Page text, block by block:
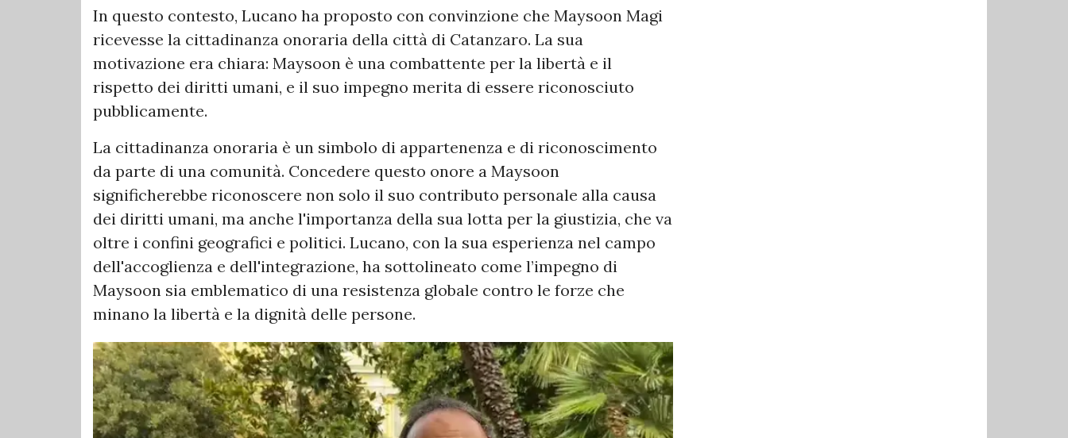
In questo contesto, Lucano ha proposto con convinzione che Maysoon Magi
ricevesse la cittadinanza onoraria della città di Catanzaro. La sua
motivazione era chiara: Maysoon è una combattente per la libertà e il
rispetto dei diritti umani, e il suo impegno merita di essere riconosciuto
pubblicamente.
La cittadinanza onoraria è un simbolo di appartenenza e di riconoscimento
da parte di una comunità. Concedere questo onore a Maysoon
significherebbe riconoscere non solo il suo contributo personale alla causa
dei diritti umani, ma anche l'importanza della sua lotta per la giustizia, che va
oltre i confini geografici e politici. Lucano, con la sua esperienza nel campo
dell'accoglienza e dell'integrazione, ha sottolineato come l’impegno di
Maysoon sia emblematico di una resistenza globale contro le forze che
minano la libertà e la dignità delle persone.